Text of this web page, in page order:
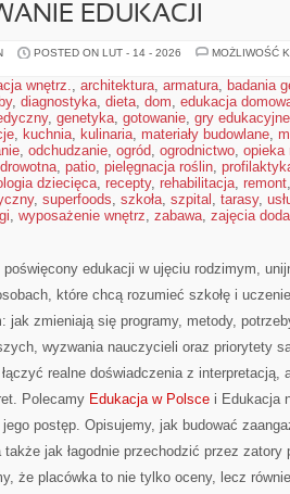
EDUKACJI
POSTED ON LUT - 14 - 2026
MOŻLIWOŚĆ
wnętrz., architektura, armatura, badania
, diagnostyka, dieta, dom, edukacja
, genetyka, gotowanie, gry edukacyjne
, kuchnia, kulinaria, materiały budowlane,
, odchudzanie, ogród, ogrodnictwo, opieka
, patio, pielęgnacja roślin,
dziecięca, recepty, rehabilitacja, remont
, superfoods, szkoła, szpital , tarasy,
, wyposażenie wnętrz, zabawa, zajęcia
edukacji w ujęciu rodzimym,
które chcą rozumieć szkołę i
jak zmieniają się programy, metody,
wyzwania nauczycieli oraz priorytety
realne doświadczenia z interpretacją,
Polecamy Edukacja w Polsce i Edukacja
postęp. Opisujemy, jak budować
jak łagodnie przechodzić przez zatory
że placówka to nie tylko oceny, lecz